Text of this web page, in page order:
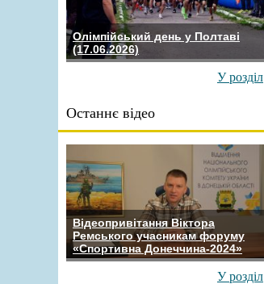
Олімпійський день у Полтаві
(17.06.2026)
У розділ
Останнє відео
Відеопривітання Віктора
Ремського учасникам форуму
«Спортивна Донеччина-2024»
У розділ